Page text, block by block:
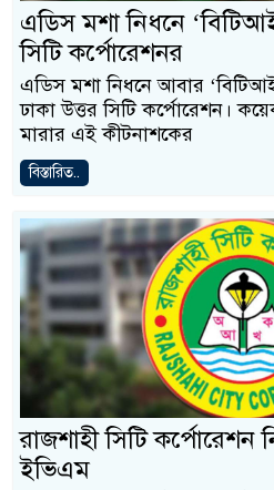
এডিস মশা নিধনে
সিটি কর্পোরেশনর
এডিস মশা নিধনে আবার
ঢাকা উত্তর সিটি কর্পোরেশন।
মারার এই কীটনাশকের
বিস্তারিত..
রাজশাহী সিটি কর্পোরেশন
ইভিএম